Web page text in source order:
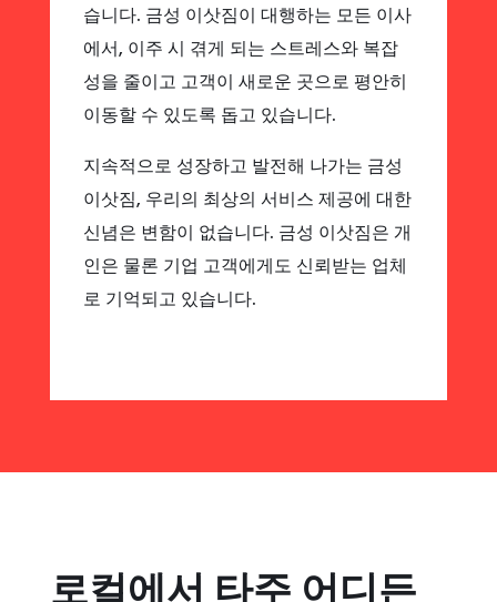
습니다. 금성 이삿짐이 대행하는 모든 이사
에서, 이주 시 겪게 되는 스트레스와 복잡
성을 줄이고 고객이 새로운 곳으로 평안히
이동할 수 있도록 돕고 있습니다.
지속적으로 성장하고 발전해 나가는 금성
이삿짐, 우리의 최상의 서비스 제공에 대한
신념은 변함이 없습니다. 금성 이삿짐은 개
인은 물론 기업 고객에게도 신뢰받는 업체
로 기억되고 있습니다.
로컬에서 타주 어디든